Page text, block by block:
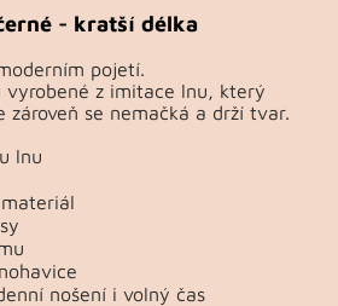
- kratší délka
pojetí.
vyrobené z imitace lnu, který
zároveň se nemačká a drží tvar.
lnu
nošení i volný čas